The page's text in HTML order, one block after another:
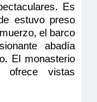
cama king-size
a la ventana-
de mármol y
a sus metros
y con
con armario
en altura,
TV HD,
puertos USB.
Es
estuvo preso
el barco
abadía
El monasterio
vistas